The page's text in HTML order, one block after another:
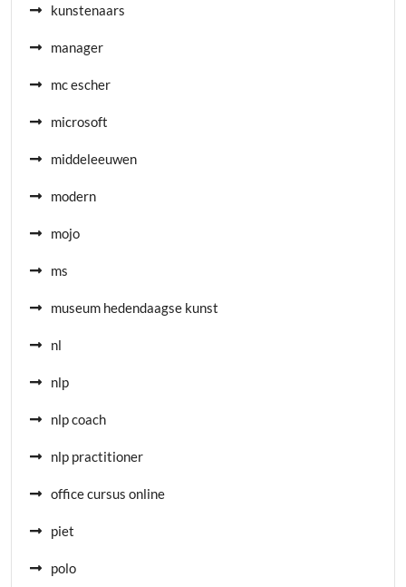
kunstenaars
manager
mc escher
microsoft
middeleeuwen
modern
mojo
ms
museum hedendaagse kunst
nl
nlp
nlp coach
nlp practitioner
office cursus online
piet
polo